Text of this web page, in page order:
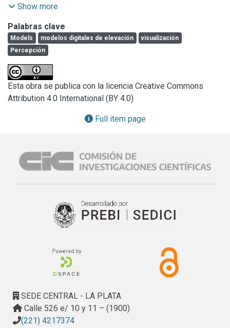
degradación visual no resulta una tarea trivial. La idea es
conservación de la topología, notando una característica
principal: una región escasamente iluminada reduce en
apariencia la distorsión geométrica que una muy iluminada.
En este contexto, el algoritmo propuesto para la
simplificación de los objetos en el escenario exterior ha
sido guiado primariamente por una métrica geométrica
(curvatura local), y luego combinado con un criterio basado
en la percepción visual que evalúa la influencia de la
encerrado entre las aproximaciones generadas y los
modelos reales. La solución propuesta está concebida
permitiendo obtener mallas con una cantidad manejable de
elementos y con un proceso de renderizado eficiente.
Show more
Palabras clave
Models modelos digitales de elevación
visualización
Percepción
Esta obra se publica con la licencia Creative Commons
Attribution 4.0 International (BY 4.0)
Full item page
SEDE CENTRAL - LA PLATA
Calle 526 e/ 10 y 11 – (1900)
(221) 4217374